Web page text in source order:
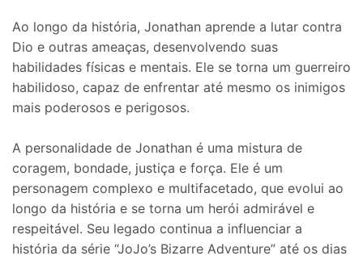
Ao longo da história, Jonathan aprende a lutar contra
Dio e outras ameaças, desenvolvendo suas
habilidades físicas e mentais. Ele se torna um guerreiro
habilidoso, capaz de enfrentar até mesmo os inimigos
mais poderosos e perigosos.
A personalidade de Jonathan é uma mistura de
coragem, bondade, justiça e força. Ele é um
personagem complexo e multifacetado, que evolui ao
longo da história e se torna um herói admirável e
respeitável. Seu legado continua a influenciar a
história da série “JoJo’s Bizarre Adventure” até os dias